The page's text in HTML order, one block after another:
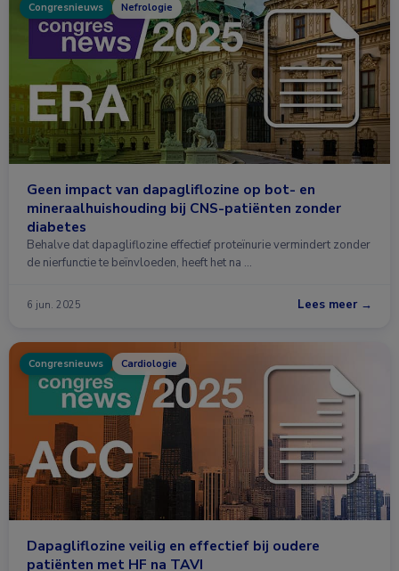
Congresnieuws Nefrologie
Geen impact van dapagliflozine op bot- en
mineraalhuishouding bij CNS-patiënten zonder
diabetes
Behalve dat dapagliflozine effectief proteïnurie vermindert zonder
de nierfunctie te beïnvloeden, heeft het na …
6 jun. 2025 Lees meer →
Congresnieuws Cardiologie
Dapagliflozine veilig en effectief bij oudere
patiënten met HF na TAVI